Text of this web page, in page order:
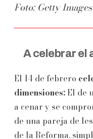
Foto: Getty Images
A celebrar el
El 14 de febrero
dimensiones: El de
a cenar y se
de una pareja de
de la Reforma,